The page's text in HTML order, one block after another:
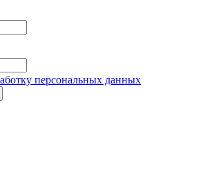
персональных данных